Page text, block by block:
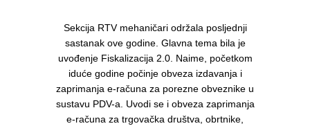
Sekcija RTV mehaničari održala posljednji
sastanak ove godine. Glavna tema bila je
uvođenje Fiskalizacija 2.0. Naime, početkom
iduće godine počinje obveza izdavanja i
zaprimanja e-računa za porezne obveznike u
sustavu PDV-a. Uvodi se i obveza zaprimanja
e-računa za trgovačka društva, obrtnike,